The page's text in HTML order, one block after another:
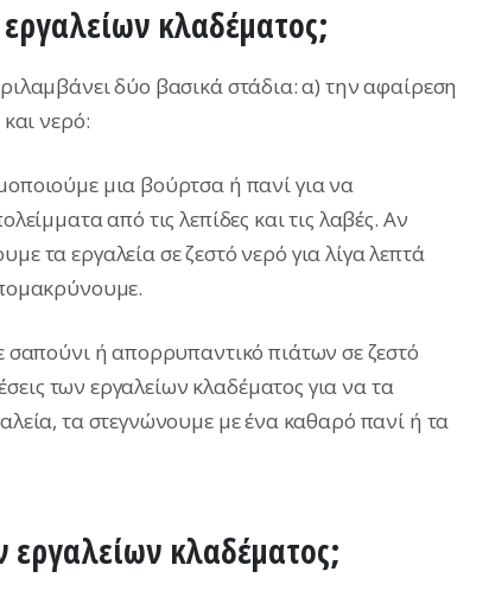
κλαδέματος;
δύο βασικά στάδια: α) την αφαίρεση
νερό:
μια βούρτσα ή πανί για να
από τις λεπίδες και τις λαβές. Αν
τα εργαλεία σε ζεστό νερό για λίγα λεπτά
σαπούνι ή απορρυπαντικό πιάτων σε ζεστό
των εργαλείων κλαδέματος για να τα
τα στεγνώνουμε με ένα καθαρό πανί ή τα
κλαδέματος;